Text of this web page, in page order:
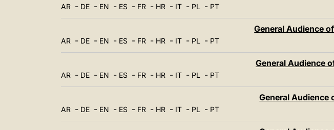
AR - DE - EN - ES - FR - HR - IT - PL - PT
General Audience
AR - DE - EN - ES - FR - HR - IT - PL - PT
General Audience
AR - DE - EN - ES - FR - HR - IT - PL - PT
General Audience
AR - DE - EN - ES - FR - HR - IT - PL - PT